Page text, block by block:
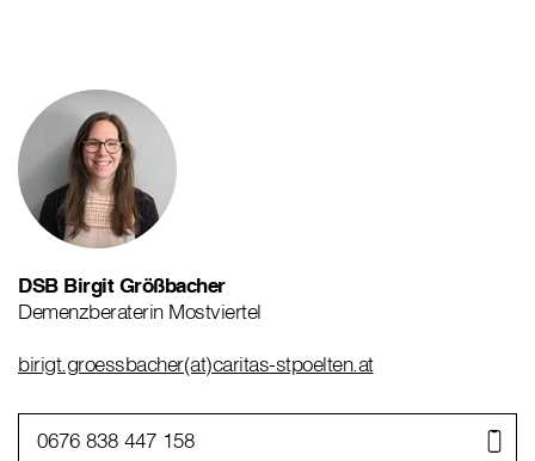
DSB Birgit Größbacher
Demenzberaterin Mostviertel
birigt.groessbacher(at)caritas-stpoelten.at
0676 838 447 158